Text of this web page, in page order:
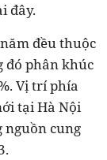
đây.
đều thuộc
đó phân khúc
Vị trí phía
tại Hà Nội
nguồn cung